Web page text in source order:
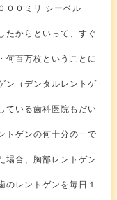
００ミリ シーベル
たからといって、すぐ
何百万枚ということに
ン（デンタルレントゲ
ている歯科医院もだい
トゲンの何十分の一で
場合、胸部レントゲン
のレントゲンを毎日１